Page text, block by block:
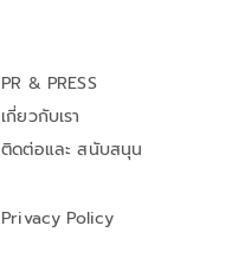
PR & PRESS
เกี่ยวกับเรา
ติดต่อและ สนับสนุน
Privacy Policy